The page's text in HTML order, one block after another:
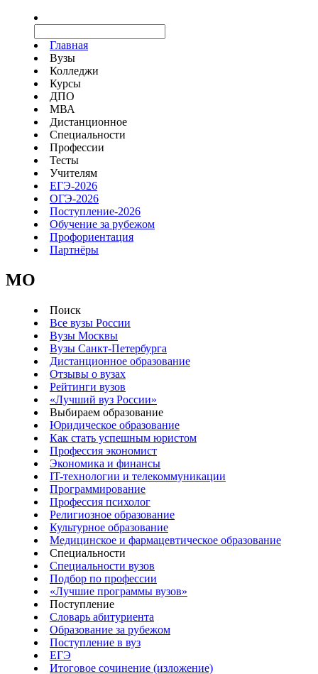
Главная
Вузы
Колледжи
Курсы
ДПО
МВА
Дистанционное
Специальности
Профессии
Тесты
Учителям
ЕГЭ-2026
ОГЭ-2026
Поступление-2026
Обучение за рубежом
Профориентация
Партнёры
MO
Поиск
Все вузы России
Вузы Москвы
Вузы Санкт-Петербурга
Дистанционное образование
Отзывы о вузах
Рейтинги вузов
«Лучший вуз России»
Выбираем образование
Юридическое образование
Как стать успешным юристом
Профессия экономист
Экономика и финансы
IT-технологии и телекоммуникации
Программирование
Профессия психолог
Религиозное образование
Культурное образование
Медицинское и фармацевтическое образование
Специальности
Специальности вузов
Подбор по профессии
«Лучшие программы вузов»
Поступление
Словарь абитуриента
Образование за рубежом
Поступление в вуз
ЕГЭ
Итоговое сочинение (изложение)